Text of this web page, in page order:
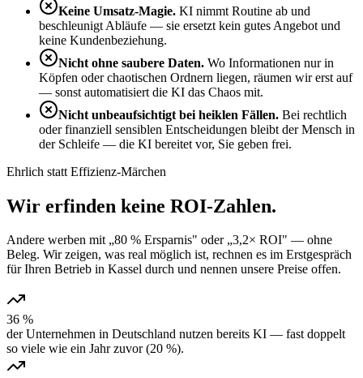
Keine Umsatz-Magie. KI nimmt Routine ab und
beschleunigt Abläufe — sie ersetzt kein gutes Angebot und
keine Kundenbeziehung.
Nicht ohne saubere Daten. Wo Informationen nur in
Köpfen oder chaotischen Ordnern liegen, räumen wir erst auf
— sonst automatisiert die KI das Chaos mit.
Nicht unbeaufsichtigt bei heiklen Fällen. Bei rechtlich
oder finanziell sensiblen Entscheidungen bleibt der Mensch in
der Schleife — die KI bereitet vor, Sie geben frei.
Ehrlich statt Effizienz-Märchen
Wir erfinden keine ROI-Zahlen.
Andere werben mit „80 % Ersparnis" oder „3,2× ROI" — ohne
Beleg. Wir zeigen, was real möglich ist, rechnen es im Erstgespräch
für Ihren Betrieb in Kassel durch und nennen unsere Preise offen.
36 %
der Unternehmen in Deutschland nutzen bereits KI — fast doppelt
so viele wie ein Jahr zuvor (20 %).